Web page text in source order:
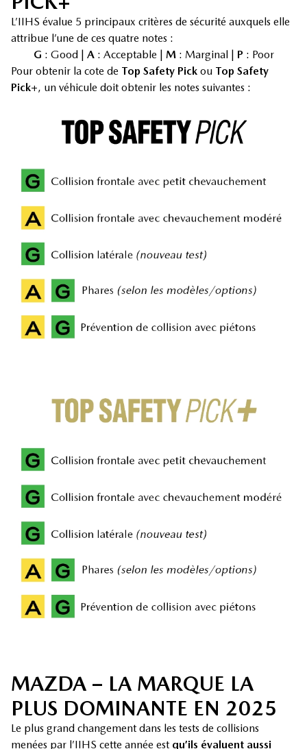
L’IIHS évalue 5 principaux critères de sécurité auxquels elle
attribue l’une de ces quatre notes :
G : Good | A: Acceptable | M: Marginal | P : Poor
Pour obtenir la cote de Top Safety Pick ou Top Safety
Pick+, un véhicule doit obtenir les notes suivantes :
MAZDA – LA MARQUE LA
PLUS DOMINANTE EN 2025
Le plus grand changement dans les tests de collisions
menées par l’IIHS cette année est qu’ils évaluent aussi